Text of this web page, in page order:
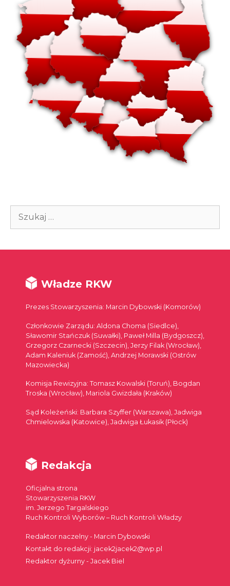
Szukaj:
Władze RKW
Prezes Stowarzyszenia: Marcin Dybowski (Komorów)
Członkowie Zarządu: Aldona Choma (Siedlce),
Sławomir Stańczuk (Suwałki), Paweł Milla (Bydgoszcz),
Grzegorz Czarnecki (Szczecin), Jerzy Filak (Wrocław),
Adam Kaleniuk (Zamość), Andrzej Morawski (Ostrów
Mazowiecka)
Komisja Rewizyjna: Tomasz Kowalski (Toruń), Bogdan
Troska (Wrocław), Mariola Gwizdała (Kraków)
Sąd Koleżeński: Barbara Szyffer (Warszawa), Jadwiga
Chmielowska (Katowice), Jadwiga Łukasik (Płock)
Redakcja
Oficjalna strona
Stowarzyszenia RKW
im. Jerzego Targalskiego
Ruch Kontroli Wyborów – Ruch Kontroli Władzy
Redaktor naczelny - Marcin Dybowski
Kontakt do redakcji: jacek2jacek2@wp.pl
Redaktor dyżurny - Jacek Biel